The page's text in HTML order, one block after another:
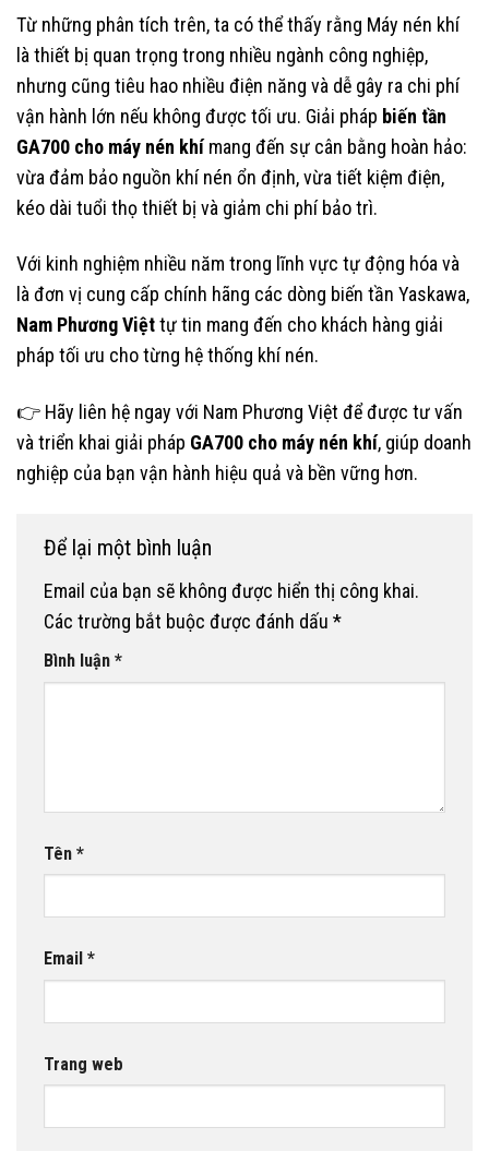
Từ những phân tích trên, ta có thể thấy rằng Máy nén khí
là thiết bị quan trọng trong nhiều ngành công nghiệp,
nhưng cũng tiêu hao nhiều điện năng và dễ gây ra chi phí
vận hành lớn nếu không được tối ưu. Giải pháp biến tần
GA700 cho máy nén khímang đến sự cân bằng hoàn hảo:
vừa đảm bảo nguồn khí nén ổn định, vừa tiết kiệm điện,
kéo dài tuổi thọ thiết bị và giảm chi phí bảo trì.
Với kinh nghiệm nhiều năm trong lĩnh vực tự động hóa và
là đơn vị cung cấp chính hãng các dòng biến tần Yaskawa,
Nam Phương Việttự tin mang đến cho khách hàng giải
pháp tối ưu cho từng hệ thống khí nén.
👉 Hãy liên hệ ngay với Nam Phương Việt để được tư vấn
và triển khai giải pháp GA700 cho máy nén khí, giúp doanh
nghiệp của bạn vận hành hiệu quả và bền vững hơn.
Để lại một bình luận
Email của bạn sẽ không được hiển thị công khai.
Các trường bắt buộc được đánh dấu *
Bình luận *
Tên *
Email *
Trang web